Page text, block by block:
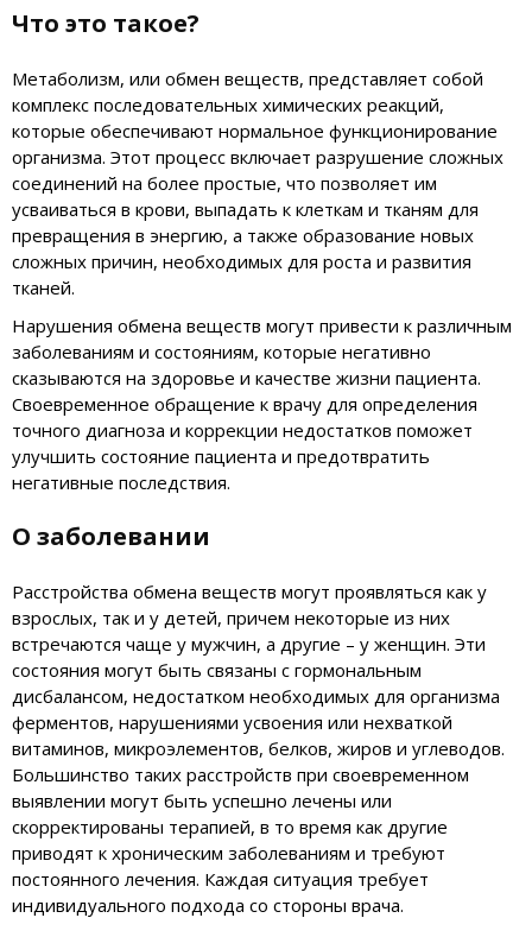
Что это такое?
Метаболизм, или обмен веществ, представляет собой
комплекс последовательных химических реакций,
которые обеспечивают нормальное функционирование
организма. Этот процесс включает разрушение сложных
соединений на более простые, что позволяет им
усваиваться в крови, выпадать к клеткам и тканям для
превращения в энергию, а также образование новых
сложных причин, необходимых для роста и развития
тканей.
Нарушения обмена веществ могут привести к различным
заболеваниям и состояниям, которые негативно
сказываются на здоровье и качестве жизни пациента.
Своевременное обращение к врачу для определения
точного диагноза и коррекции недостатков поможет
улучшить состояние пациента и предотвратить
негативные последствия.
О заболевании
Расстройства обмена веществ могут проявляться как у
взрослых, так и у детей, причем некоторые из них
встречаются чаще у мужчин, а другие – у женщин. Эти
состояния могут быть связаны с гормональным
дисбалансом, недостатком необходимых для организма
ферментов, нарушениями усвоения или нехваткой
витаминов, микроэлементов, белков, жиров и углеводов.
Большинство таких расстройств при своевременном
выявлении могут быть успешно лечены или
скорректированы терапией, в то время как другие
приводят к хроническим заболеваниям и требуют
постоянного лечения. Каждая ситуация требует
индивидуального подхода со стороны врача.